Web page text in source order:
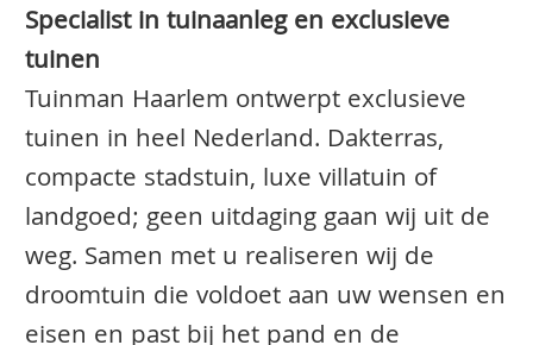
Specialist in tuinaanleg en exclusieve
tuinen
Tuinman Haarlem ontwerpt exclusieve
tuinen in heel Nederland. Dakterras,
compacte stadstuin, luxe villatuin of
landgoed; geen uitdaging gaan wij uit de
weg. Samen met u realiseren wij de
droomtuin die voldoet aan uw wensen en